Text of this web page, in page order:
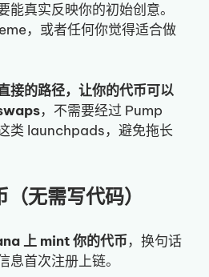
能真实反映你的初始创意。
，或者任何你觉得适合做
接的路径，让你的代币可以
，不需要经过 Pump
类 launchpads，避免拖长
无需写代码）
上 mint 你的代币，换句话
息首次注册上链。